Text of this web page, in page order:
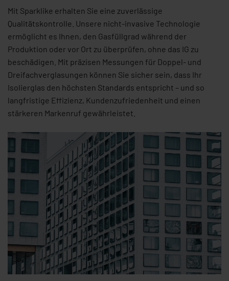
Mit Sparklike erhalten Sie eine zuverlässige
Qualitätskontrolle. Unsere nicht-invasive Technologie
ermöglicht es Ihnen, den Gasfüllgrad während der
Produktion oder vor Ort zu überprüfen, ohne das IG zu
beschädigen. Mit präzisen Messungen für Doppel- und
Dreifachverglasungen können Sie sicher sein, dass Ihr
Isolierglas den höchsten Standards entspricht – und so
langfristige Effizienz, Kundenzufriedenheit und einen
stärkeren Markenruf gewährleistet.